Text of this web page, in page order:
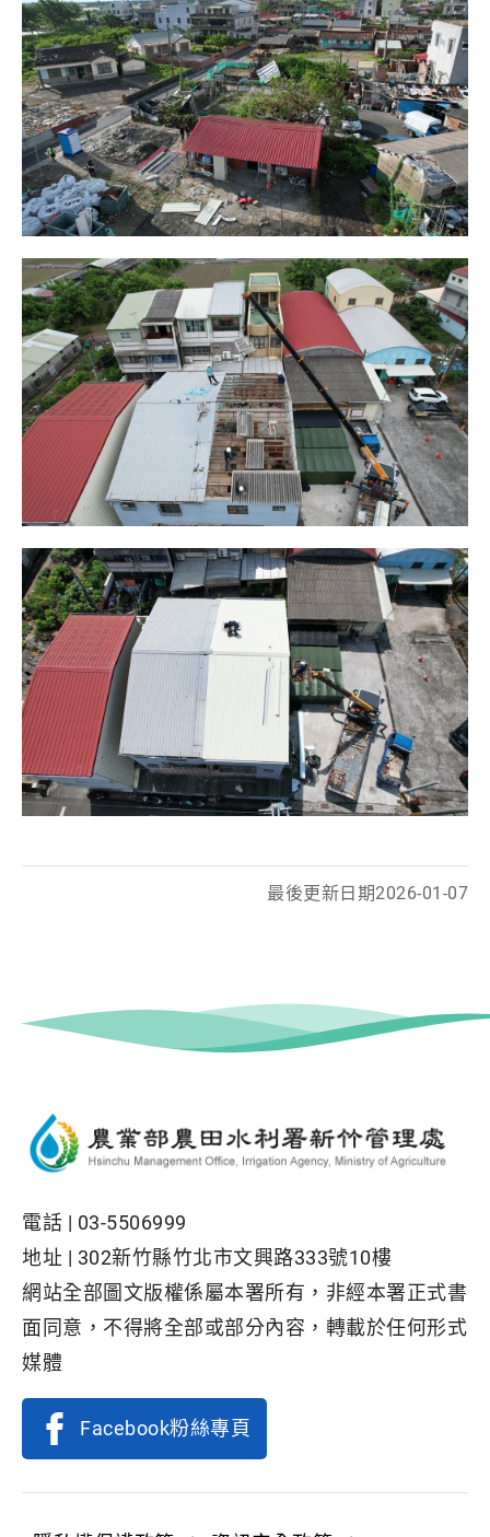
最後更新日期2026-01-07
電話 | 03-5506999
地址 | 302新竹縣竹北市文興路333號10樓
網站全部圖文版權係屬本署所有，非經本署正式書
面同意，不得將全部或部分內容，轉載於任何形式
媒體
Facebook粉絲專頁